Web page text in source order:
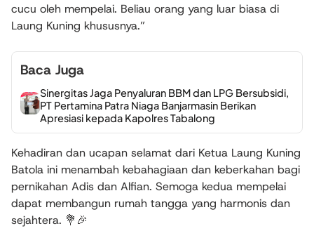
cucu oleh mempelai. Beliau orang yang luar biasa di
Laung Kuning khususnya.”
Baca Juga
Sinergitas Jaga Penyaluran BBM dan LPG Bersubsidi,
PT Pertamina Patra Niaga Banjarmasin Berikan
Apresiasi kepada Kapolres Tabalong
Kehadiran dan ucapan selamat dari Ketua Laung Kuning
Batola ini menambah kebahagiaan dan keberkahan bagi
pernikahan Adis dan Alfian. Semoga kedua mempelai
dapat membangun rumah tangga yang harmonis dan
sejahtera. 💐🎉